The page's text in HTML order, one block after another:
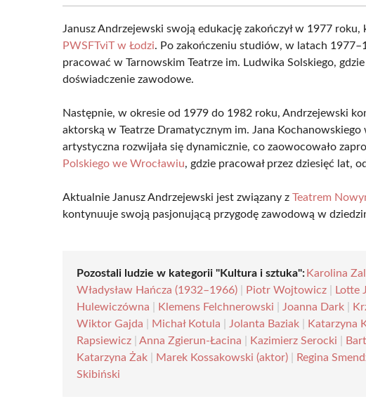
Janusz Andrzejewski swoją edukację zakończył w 1977 roku,
PWSFTviT w Łodzi. Po zakończeniu studiów, w latach
pracować w Tarnowskim Teatrze im. Ludwika Solskiego,
doświadczenie zawodowe.
Następnie, w okresie od 1979 do 1982 roku, Andrzejewski
aktorską w Teatrze Dramatycznym im. Jana Kochanowskiego
artystyczna rozwijała się dynamicznie, co zaowocowało
Polskiego we Wrocławiu, gdzie pracował przez dziesięć lat,
Aktualnie Janusz Andrzejewski jest związany zTeatrem
kontynuuje swoją pasjonującą przygodę zawodową w
Pozostali ludzie w kategorii "Kultura i sztuka":Karolina
Władysław Hańcza (1932–1966)
Piotr Wojtowicz Lotte
Hulewiczówna
Klemens Felchnerowski Joanna Dark
Wiktor Gajda
Michał Kotula Jolanta Baziak Katarzyna
Rapsiewicz |Anna Zgierun-Łacina Kazimierz Serocki
Katarzyna Żak
Marek Kossakowski (aktor) Regina
Skibiński